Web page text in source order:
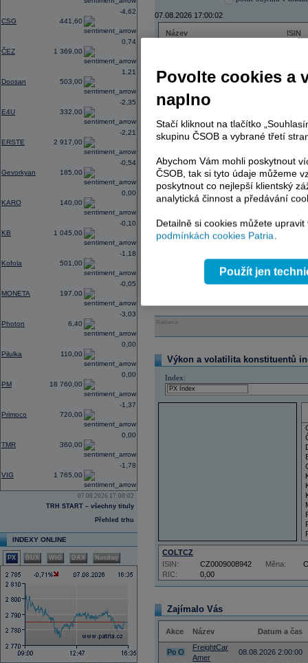
CSG 441,60
-4,62
ČEZ 1 369,00
0,74
Doosan 503,00
1,21
E4U 332,00
-2,35
ERSTE 2 917,00
-2,21
Gevorkyan 185,00
-0,54
KARO 140,00
0,00
KB 1 045,00
-0,10
Kofola 501,00
-1,18
MONETA 197,00
-0,05
Photon 6,40
-3,03
Pilulka 110,00
0,00
PM 18 760,00
0,00
Primoco 720,00
-1,37
TMR 360,00
0,00
VIG 1 765,00
-1,78
07.08.2026 17:00:02
TRH START – všechny tituly
Přehled trhu
INDEXY ONLINE
PX BUX WIG DAX Nasdaq
07.08.2026 17:00:02
Název
ISIN
ERSTE BANK
TMR
AD index - vývoj
Region
Reklama
Výkon a volatilita konstituentů
Index:
COLTCZ
RIC: 0,00
ISIN: CZ0009008942 Měna:
Zajímalo Vás
Akce Název Datum a čas
Po O
FreightCar
Amer
08.08.2026 2:00:00
Povolte cookies a
naplno
Stačí kliknout na tlačítko
skupinu ČSOB a vybrané třetí
Abychom Vám mohli poskytnout
ČSOB, tak si tyto údaje můžeme
poskytnout co nejlepší klientský
analytická činnost a předávání
Detailně si cookies můžete
podmínkách cookies Patria.
Použít jen